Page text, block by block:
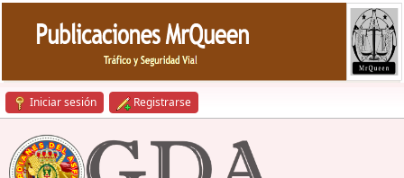
Iniciar sesión Registrarse